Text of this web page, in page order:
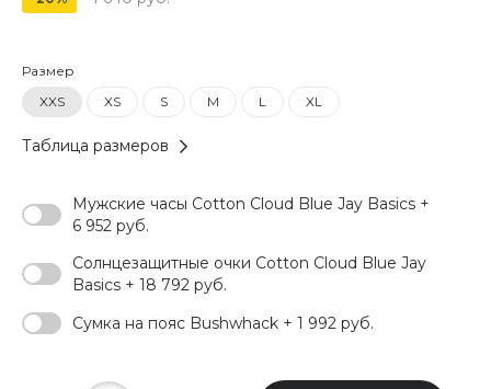
Размер
XXS
XS S M L XL
Таблица размеров
Мужские часы Cotton Cloud Blue Jay Basics +
6 952 руб.
Солнцезащитные очки Cotton Cloud Blue Jay
Basics + 18 792 руб.
Сумка на пояс Bushwhack + 1 992 руб.